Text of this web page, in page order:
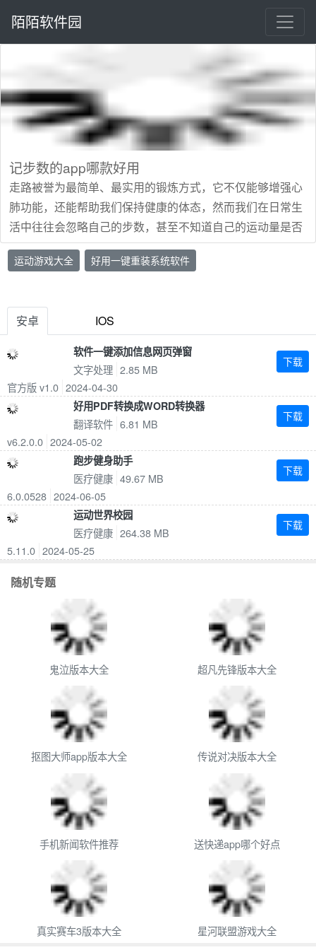
陌陌软件园
记步数的app哪款好用
走路被誉为最简单、最实用的锻炼方式，它不仅能够增强心
肺功能，还能帮助我们保持健康的体态，然而我们在日常生
活中往往会忽略自己的步数，甚至不知道自己的运动量是否
足够，这时候一款好用的记步数的软件就能派上用场了。所
以下面小编就给大家推荐几款好用的记步数的软件，这些软
里消耗，都能一一记录下来，它还能根据你的身体状况和运
动目标，为你量身定制合理的步行计划，让你每天都能科学
有效地进行运动。
运动游戏大全 好用一键重装系统软件
安卓 IOS
软件一键添加信息网页弹窗
文字处理 2.85 MB
官方版 v1.0 2024-04-30
下载
好用PDF转换成WORD转换器
翻译软件 6.81 MB
v6.2.0.0 2024-05-02
下载
跑步健身助手
医疗健康 49.67 MB
6.0.0528 2024-06-05
下载
运动世界校园
医疗健康 264.38 MB
5.11.0 2024-05-25
下载
随机专题
鬼泣版本大全 超凡先锋版本大全
抠图大师app版本大全 传说对决版本大全
手机新闻软件推荐 送快递app哪个好点
真实赛车3版本大全 星河联盟游戏大全